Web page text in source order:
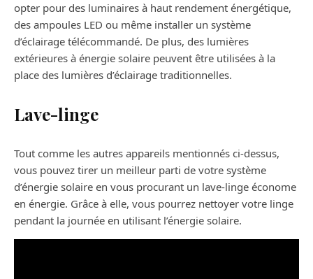
opter pour des luminaires à haut rendement énergétique,
des ampoules LED ou même installer un système
d’éclairage télécommandé. De plus, des lumières
extérieures à énergie solaire peuvent être utilisées à la
place des lumières d’éclairage traditionnelles.
Lave-linge
Tout comme les autres appareils mentionnés ci-dessus,
vous pouvez tirer un meilleur parti de votre système
d’énergie solaire en vous procurant un lave-linge économe
en énergie. Grâce à elle, vous pourrez nettoyer votre linge
pendant la journée en utilisant l’énergie solaire.